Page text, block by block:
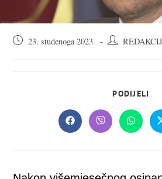
Objava23. studenoga 2023.
Autor
PODIJELI
Opens
in
Opens
in
Opens
in